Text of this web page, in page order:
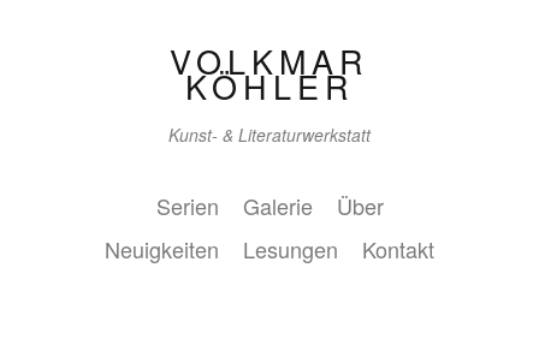
VOLKMAR
KÖHLER
Kunst- & Literaturwerkstatt
Serien Galerie
Über
Neuigkeiten
Lesungen Kontakt